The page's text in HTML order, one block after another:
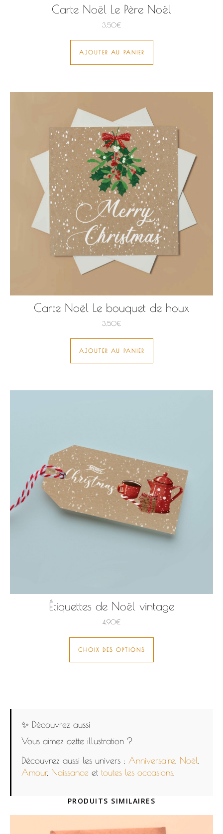
Carte Noël Le Père Noël
3,50€
AJOUTER AU PANIER
Carte Noël Le bouquet de houx
3,50€
AJOUTER AU PANIER
Étiquettes de Noël vintage
4,90€
CHOIX DES OPTIONS
Ce produit a
✨ Découvrez aussi
Vous aimez cette illustration ?
Découvrez aussi les univers : Anniversaire Noël
Amour, Naissance et toutes les occasions
PRODUITS SIMILAIRES